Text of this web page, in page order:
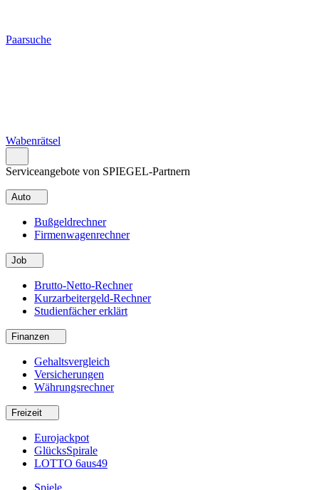
Paarsuche
Wabenrätsel
Serviceangebote von SPIEGEL-Partnern
Auto
Bußgeldrechner
Firmenwagenrechner
Job
Brutto-Netto-Rechner
Kurzarbeitergeld-Rechner
Studienfächer erklärt
Finanzen
Gehaltsvergleich
Versicherungen
Währungsrechner
Freizeit
Eurojackpot
GlücksSpirale
LOTTO 6aus49
Spiele